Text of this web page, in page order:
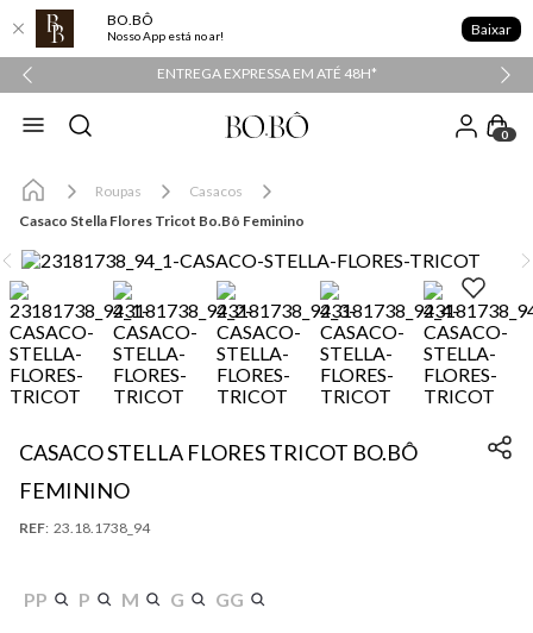
BO.BÔ
Nosso App está no ar! Baixar
ENTREGA EXPRESSA EM ATÉ 48H*
0
Roupas
Casacos
Casaco Stella Flores Tricot Bo.Bô Feminino
CASACO STELLA FLORES TRICOT BO.BÔ
FEMININO
: 23.18.1738_94
PP P M G GG